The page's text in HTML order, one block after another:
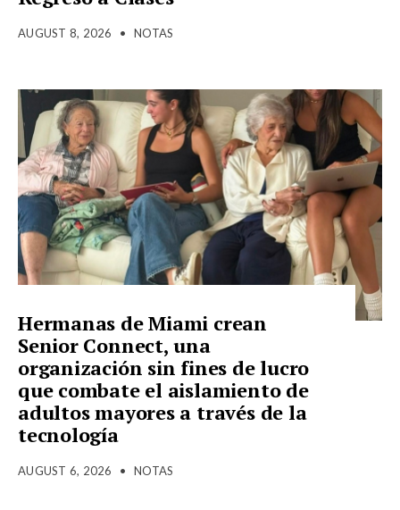
AUGUST 8, 2026 • NOTAS
Hermanas de Miami crean
Senior Connect, una
organización sin fines de lucro
que combate el aislamiento de
adultos mayores a través de la
tecnología
AUGUST 6, 2026 • NOTAS